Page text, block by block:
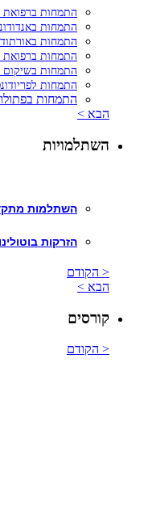
התמחות ברפואת
התמחות
התמחות
התמחות ברפואת
התמחות בשיקום
התמחות
התמחות
הבא >
השתלמויות
השתלמות
הזרקות
< הקודם
הבא >
קורסים
< הקודם